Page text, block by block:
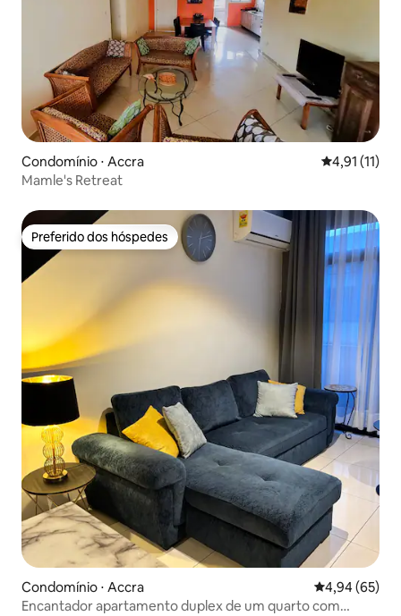
Condomínio ⋅ Accra 4,91 de uma
4,91 (11)
Mamle's Retreat
Preferido dos hóspedes
Preferido dos hóspedes
Condomínio ⋅ Accra 4,94 de uma
4,94 (65)
Encantador apartamento duplex de um quarto com